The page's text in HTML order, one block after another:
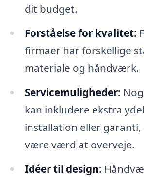
dit budget.
Forståelse for kvalitet:
firmaer har forskellige
materiale og håndværk.
Servicemuligheder:
kan inkludere ekstra
installation eller garanti,
være værd at overveje.
Idéer til design: